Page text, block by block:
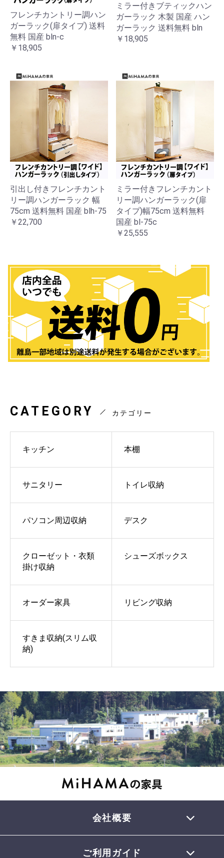
フレンチカントリー調ハン
ガーラック(扉タイプ) 送料
無料 国産 bln-c
￥18,905
ミラー付きブティックハン
ガーラック 木製 国産 ハン
ガーラック 送料無料 bln
￥18,905
引出し付きフレンチカント
リー調ハンガーラック 幅
75cm 送料無料 国産 blh-75
￥22,700
ミラー付きフレンチカント
リー調ハンガーラック(扉
タイプ)幅75cm 送料無料
国産 bl-75c
￥25,555
CATEGORY カテゴリー
キッチン 本棚
サニタリー トイレ収納
パソコン周辺収納 デスク
クローゼット・衣類
掛け収納
シューズボックス
オーダー家具 リビング収納
すきま収納(スリム収
納)
会社概要
ご利用ガイド